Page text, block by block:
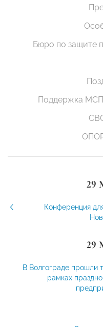
Бюро по защите
Поддержка
29
Конференция
29
В Волгограде прошли
рамках